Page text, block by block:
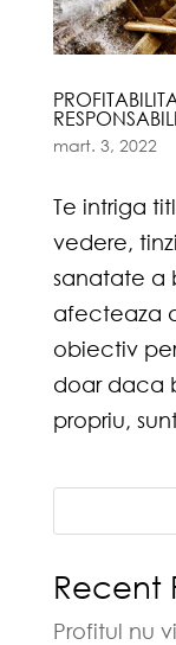
mart. 3, 2022
Te intriga
vedere,
sanatate a
afecteaza
obiectiv
doar daca
propriu,
Recent
Profitul nu